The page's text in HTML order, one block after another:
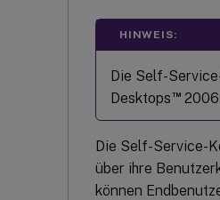
HINWEIS:
Die Self-
Desktops™2006
Die Self-Service-
über ihre
können